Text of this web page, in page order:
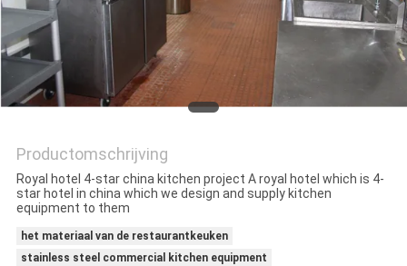
PRIVACY
POLICY
Productomschrijving
Royal hotel 4-star china kitchen project A royal hotel which is 4-
star hotel in china which we design and supply kitchen
equipment to them
het materiaal van de restaurantkeuken
stainless steel commercial kitchen equipment